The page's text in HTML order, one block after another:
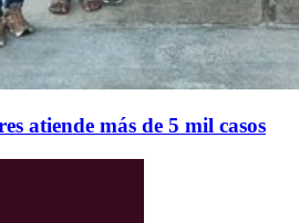
atiende más de 5 mil casos